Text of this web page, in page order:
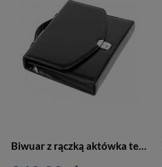
Biwuar z rączką aktówka teczka na dokumenty z kalkulatorem czarna Vip Collection AK-08